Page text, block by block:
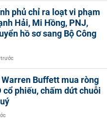
phủ chỉ ra loạt vi phạm
Hải, Mi Hồng, PNJ,
hồ sơ sang Bộ Công
trước
Buffett mua ròng
cổ phiếu, chấm dứt chuỗi